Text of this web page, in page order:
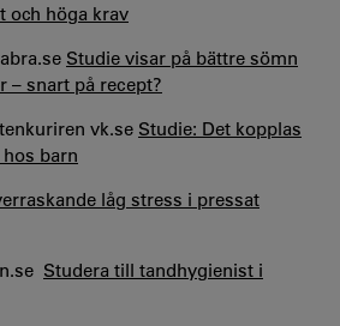
och höga krav
Studie visar på bättre sömn
– snart på recept?
vk.se Studie: Det kopplas
barn
låg stress i pressat
Studera till tandhygienist i